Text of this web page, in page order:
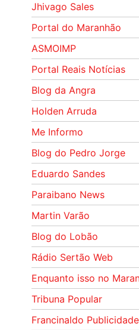
Jhivago Sales
Portal do Maranhão
ASMOIMP
Portal Reais Notí­cias
Blog da Angra
Holden Arruda
Me Informo
Blog do Pedro Jorge
Eduardo Sandes
Paraibano News
Martin Varão
Blog do Lobão
Rádio Sertão Web
Enquanto isso no
Tribuna Popular
Francinaldo